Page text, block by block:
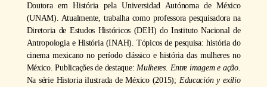
Doutora em História pela Universidad Autónoma de México
(UNAM). Atualmente, trabalha como professora pesquisadora na
Diretoria de Estudos Históricos (DEH) do Instituto Nacional de
Antropologia e História (INAH). Tópicos de pesquisa: história do
cinema mexicano no período clássico e história das mulheres no
México. Publicações de destaque: Mulheres. Entre imagem e ação.
Na série Historia ilustrada de México (2015); Educación y exilio